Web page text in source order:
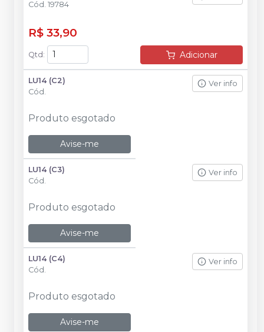
Cód. 19784
R$ 33,90
Qtd : Adicionar
LU14 (C2)
Cód.
Ver info
Produto esgotado
Avise-me
LU14 (C3)
Cód.
Ver info
Produto esgotado
Avise-me
LU14 (C4)
Cód.
Ver info
Produto esgotado
Avise-me